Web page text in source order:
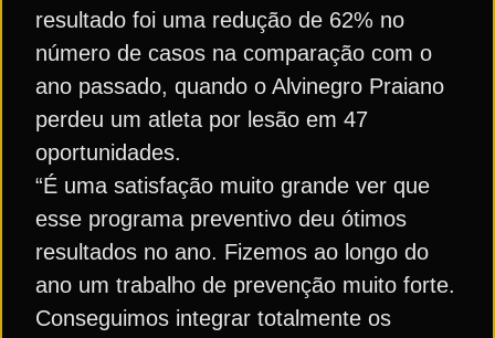
resultado foi uma redução de 62% no
número de casos na comparação com o
ano passado, quando o Alvinegro Praiano
perdeu um atleta por lesão em 47
oportunidades.
“É uma satisfação muito grande ver que
esse programa preventivo deu ótimos
resultados no ano. Fizemos ao longo do
ano um trabalho de prevenção muito forte.
Conseguimos integrar totalmente os